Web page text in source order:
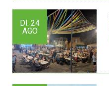
Dl. 24
AGO